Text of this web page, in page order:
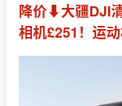
降价⬇️大疆DJI
相机£251！运